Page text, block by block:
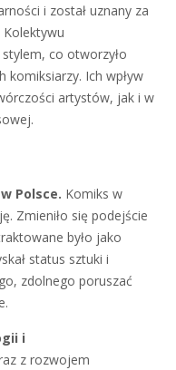
i został uznany za
co otworzyło
komiksiarzy. Ich wpływ
artystów, jak i w
Polsce. Komiks w
Zmieniło się podejście
było jako
status sztuki i
zdolnego poruszać
i
z rozwojem